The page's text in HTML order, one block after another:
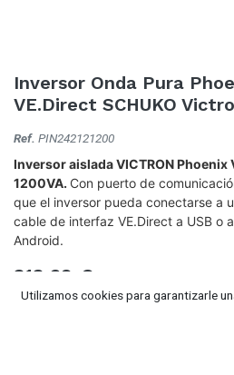
Inversor Onda Pura
VE.Direct SCHUKO
Ref. PIN242121200
Inversor aislada VICTRON Phoenix
1200VA. Con puerto de
que el inversor pueda conectarse a
cable de interfaz VE.Direct a USB o
Android.
313,69 €
Utilizamos cookies para garantizarle